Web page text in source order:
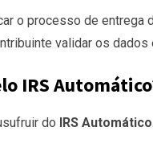
o processo de entrega
validar os dados
IRS
do IRS Automático